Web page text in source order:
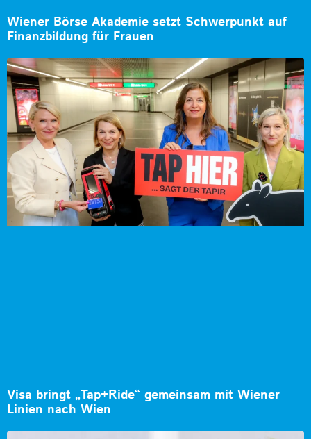
Wiener Börse Akademie setzt Schwerpunkt auf
Finanzbildung für Frauen
Visa bringt „Tap+Ride“ gemeinsam mit Wiener
Linien nach Wien